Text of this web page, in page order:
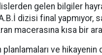
gelen bilgiler
dizisi final yapmıyor,
macerasına kısa bir
ve hikayenin